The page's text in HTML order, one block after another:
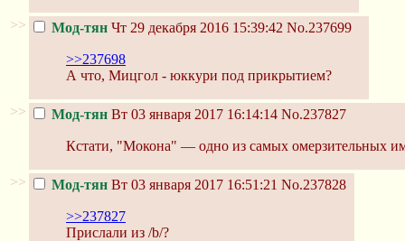
>> Мод-тян Чт 29 декабря 2016 15:39:42 No.237699
>>237698
А что, Мицгол - юккури под прикрытием?
>> Мод-тян Вт 03 января 2017 16:14:14 No.237827
Кстати, "Мокона" — одно из самых омерзительных
>> Мод-тян Вт 03 января 2017 16:51:21 No.237828
>>237827
Прислали из /b/?